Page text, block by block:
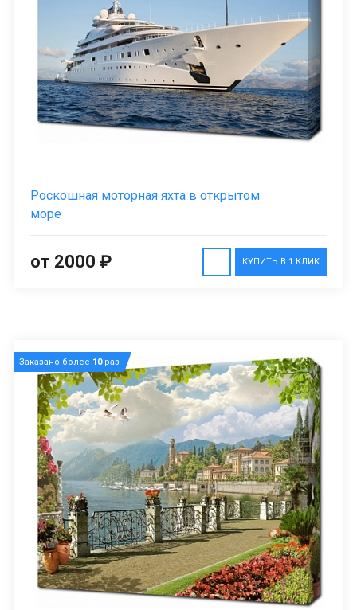
Роскошная моторная яхта в открытом
море
КУПИТЬ В 1 КЛИК
от 2000 ₽
Заказано более 10раз